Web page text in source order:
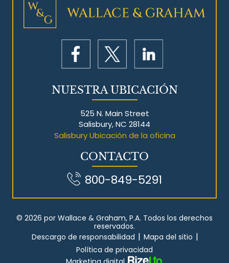
NUESTRA UBICACIÓN
525 N. Main Street
Salisbury, NC 28144
Salisbury Ubicación de la oficina
CONTACTO
800-849-5291
© 2026 por Wallace & Graham, P.A. Todos los derechos
reservados.
Descargo de responsabilidad | Mapa del sitio |
Política de privacidad